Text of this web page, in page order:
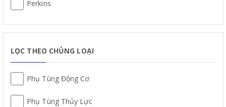
Perkins
LỌC THEO CHỦNG LOẠI
Phụ Tùng Động Cơ
Phụ Tùng Thủy Lực